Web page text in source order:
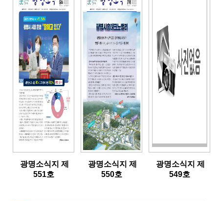
광명소식지 제
551호
광명소식지 제
550호
광명소식지 제
549호